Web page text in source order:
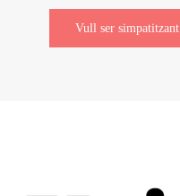
Vull ser simpatitzant